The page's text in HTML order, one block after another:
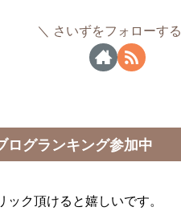
さいずをフォローする
ログランキング参加中
ック頂けると嬉しいです。